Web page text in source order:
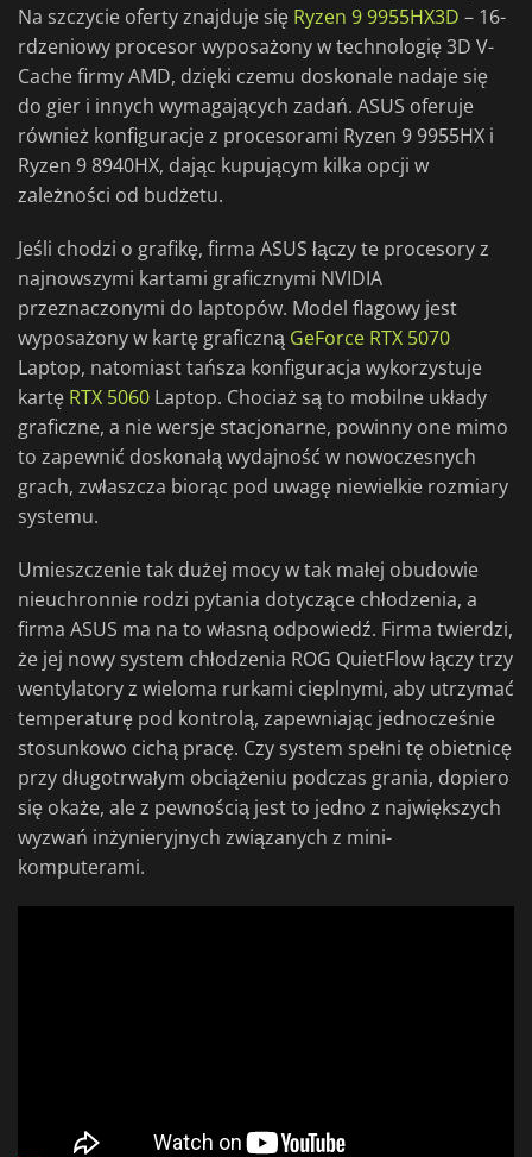
Na szczycie oferty znajduje się Ryzen 9 9955HX3D – 16-
rdzeniowy procesor wyposażony w technologię 3D V-
Cache firmy AMD, dzięki czemu doskonale nadaje się
do gier i innych wymagających zadań. ASUS oferuje
również konfiguracje z procesorami Ryzen 9 9955HX i
Ryzen 9 8940HX, dając kupującym kilka opcji w
zależności od budżetu.
Jeśli chodzi o grafikę, firma ASUS łączy te procesory z
najnowszymi kartami graficznymi NVIDIA
przeznaczonymi do laptopów. Model flagowy jest
wyposażony w kartę graficzną GeForce RTX 5070
Laptop, natomiast tańsza konfiguracja wykorzystuje
kartę RTX 5060 Laptop. Chociaż są to mobilne układy
graficzne, a nie wersje stacjonarne, powinny one mimo
to zapewnić doskonałą wydajność w nowoczesnych
grach, zwłaszcza biorąc pod uwagę niewielkie rozmiary
systemu.
Umieszczenie tak dużej mocy w tak małej obudowie
nieuchronnie rodzi pytania dotyczące chłodzenia, a
firma ASUS ma na to własną odpowiedź. Firma twierdzi,
że jej nowy system chłodzenia ROG QuietFlow łączy trzy
wentylatory z wieloma rurkami cieplnymi, aby utrzymać
temperaturę pod kontrolą, zapewniając jednocześnie
stosunkowo cichą pracę. Czy system spełni tę obietnicę
przy długotrwałym obciążeniu podczas grania, dopiero
się okaże, ale z pewnością jest to jedno z największych
wyzwań inżynieryjnych związanych z mini-
komputerami.